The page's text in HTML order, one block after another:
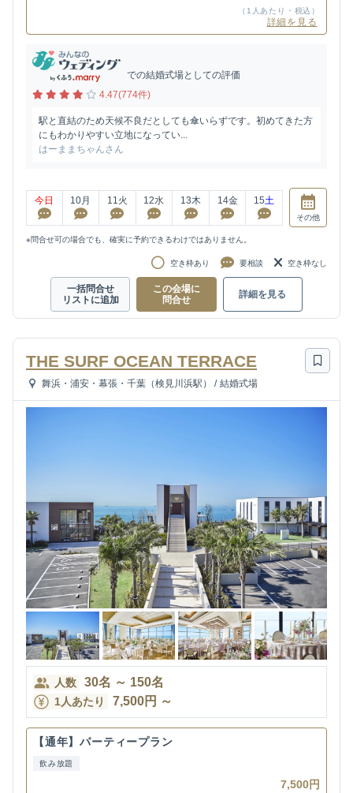
（1人あたり・税込）
詳細を見る
での結婚式場としての評価
4.47(774件)
駅と直結のため天候不良だとしても傘いらずです。初めてきた方
にもわかりやすい立地になってい...
はーままちゃんさん
今日 10月 11 火 12水 13木 14金 15土
その他
※問合せ可の場合でも、確実に予約できるわけではありません。
空き枠あり 要相談 空き枠なし
一括問合せ
リストに追加
この会場に
問合せ
詳細を見る
THE SURF OCEAN TERRACE
舞浜・浦安・幕張・千葉（検見川浜駅） / 結婚式場
人数 30名 ～ 150名
1人あたり 7,500円 ～
【通年】パーティープラン
飲み放題
7,500円